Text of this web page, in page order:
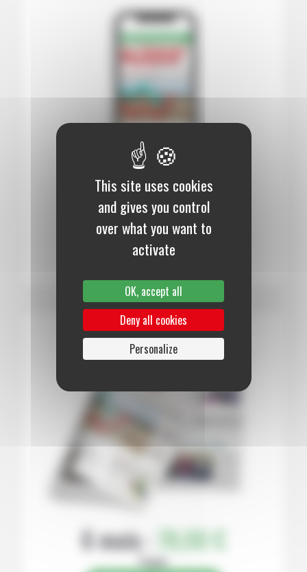
12 mois :99,00 €
Numérique
S’abonner au journal
6 mois : 78,00 €
Papier
This site uses cookies
and gives you control
over what you want to
activate
OK, accept all
Deny all cookies
Personalize